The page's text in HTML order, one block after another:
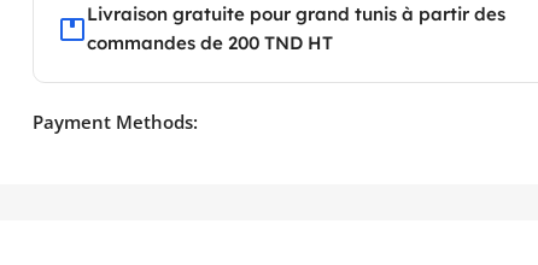
Livraison gratuite pour grand tunis à partir des
commandes de 200 TND HT
Payment Methods: